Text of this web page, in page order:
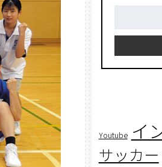
Youtube イ
サッカー